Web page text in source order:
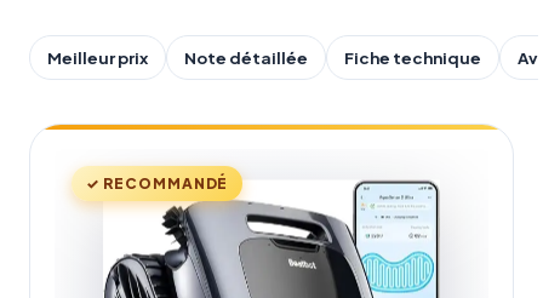
Meilleur prix Note détaillée Fiche technique
✓ RECOMMANDÉ